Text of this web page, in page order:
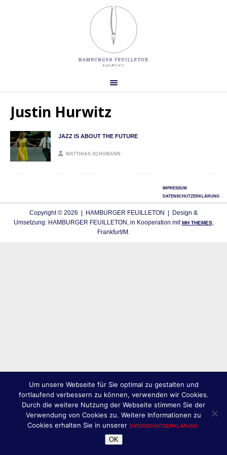
Justin Hurwitz
JAZZ IS ABOUT THE FUTURE
MATTHIAS SCHUMANN
IMPRESSUM
DATENSCHUTZERKLÄRUNG
Copyright © 2026 | HAMBURGER FEUILLETON | Design &
Umsetzung: HAMBURGER FEUILLETON, in Kooperation mitMH THEMES,
Frankfurt/M.
Um unsere Webseite für Sie optimal zu gestalten und
fortlaufend verbessern zu können, verwenden wir Cookies.
Durch die weitere Nutzung der Webseite stimmen Sie der
Verwendung von Cookies zu. Weitere Informationen zu
Cookies erhalten Sie in unserer DATENSCHUTZERKLÄRUNG.
OK